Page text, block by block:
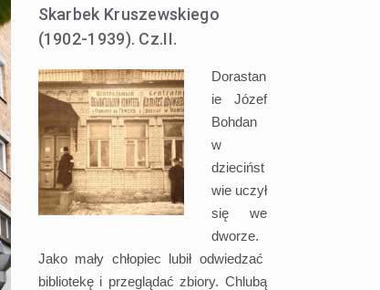
Skarbek Kruszewskiego
(1902-1939). Cz.II.
Dorastan
ie Józef
Bohdan
w
dziecińst
wie uczył
się we
dworze.
Jako mały chłopiec lubił odwiedzać
bibliotekę i przeglądać zbiory. Chlubą